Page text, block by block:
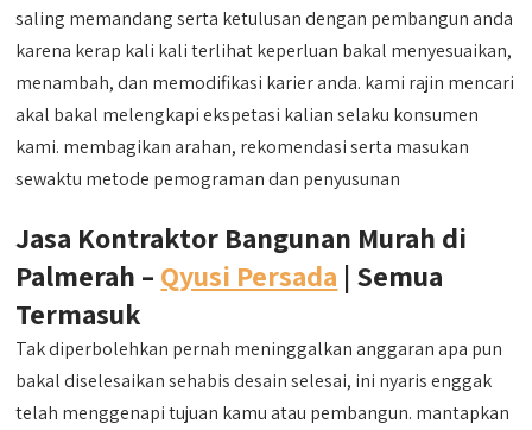
saling memandang serta ketulusan dengan pembangun anda
karena kerap kali kali terlihat keperluan bakal menyesuaikan,
menambah, dan memodifikasi karier anda. kami rajin mencari
akal bakal melengkapi ekspetasi kalian selaku konsumen
kami. membagikan arahan, rekomendasi serta masukan
sewaktu metode pemograman dan penyusunan
Jasa Kontraktor Bangunan Murah di
Palmerah – Qyusi Persada | Semua
Termasuk
Tak diperbolehkan pernah meninggalkan anggaran apa pun
bakal diselesaikan sehabis desain selesai, ini nyaris enggak
telah menggenapi tujuan kamu atau pembangun. mantapkan